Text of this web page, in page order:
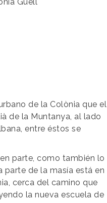
de la Colònia que el
de la Muntanya, al lado
entre éstos se
parte, como también lo
parte de la masía está en
cerca del camino que
la nueva escuela de